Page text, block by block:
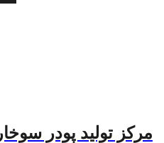
مرکز تولید پودر